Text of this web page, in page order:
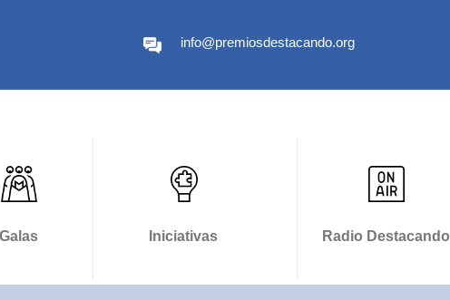
info@premiosdestacando.org
Galas Iniciativas Radio Destacando